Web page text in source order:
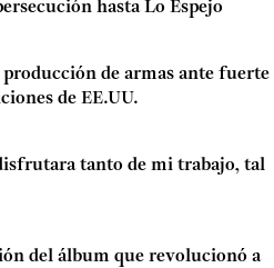
hasta Lo Espejo
de armas ante fuerte
de EE.UU.
tanto de mi trabajo, tal
del álbum que revolucionó a